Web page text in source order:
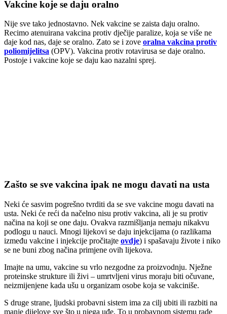
Vakcine koje se daju oralno
Nije sve tako jednostavno. Nek vakcine se zaista daju oralno.
Recimo atenuirana vakcina protiv dječije paralize, koja se više ne
daje kod nas, daje se oralno. Zato se i zove oralna vakcina protiv
poliomijelitsa (OPV). Vakcina protiv rotavirusa se daje oralno.
Postoje i vakcine koje se daju kao nazalni sprej.
Zašto se sve vakcina ipak ne mogu davati na usta
Neki će sasvim pogrešno tvrditi da se sve vakcine mogu davati na
usta. Neki će reći da načelno nisu protiv vakcina, ali je su protiv
načina na koji se one daju. Ovakva razmišljanja nemaju nikakvu
podlogu u nauci. Mnogi lijekovi se daju injekcijama (o razlikama
između vakcine i injekcije pročitajte ovdje) i spašavaju živote i niko
se ne buni zbog načina primjene ovih lijekova.
Imajte na umu, vakcine su vrlo nezgodne za proizvodnju. Nježne
proteinske strukture ili živi – umrtvljeni virus moraju biti očuvane,
neizmijenjene kada ušu u organizam osobe koja se vakciniše.
S druge strane, ljudski probavni sistem ima za cilj ubiti ili razbiti na
manje dijelove sve što u njega uđe. To u probavnom sistemu rade